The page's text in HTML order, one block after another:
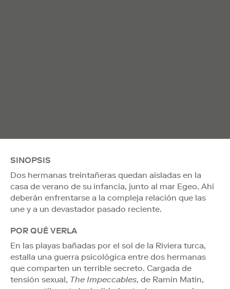
SINOPSIS
Dos hermanas treintañeras quedan aisladas en la
casa de verano de su infancia, junto al mar Egeo. Ahí
deberán enfrentarse a la compleja relación que las
une y a un devastador pasado reciente.
POR QUÉ VERLA
En las playas bañadas por el sol de la Riviera turca,
estalla una guerra psicológica entre dos hermanas
que comparten un terrible secreto. Cargada de
tensión sexual, The Impeccables, de Ramin Matin,